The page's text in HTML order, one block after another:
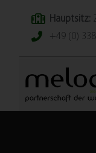
Hauptsitz:
+49 (0)